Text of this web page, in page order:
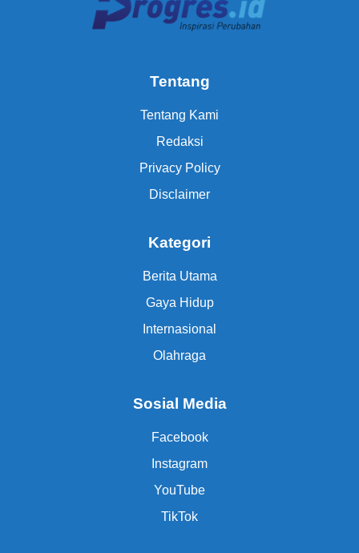
Tentang
Tentang Kami
Redaksi
Privacy Policy
Disclaimer
Kategori
Berita Utama
Gaya Hidup
Internasional
Olahraga
Sosial Media
Facebook
Instagram
YouTube
TikTok